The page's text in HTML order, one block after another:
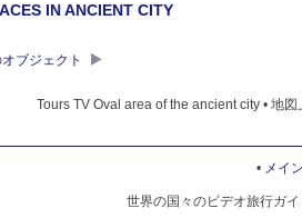
IN ANCIENT CITY
OF THE TEMPLE OF ARTEMIS
ブジェクト
Tours TV Oval area of ​​the ancient city • 地
• メイ
世界の国々のビデオ旅行ガ